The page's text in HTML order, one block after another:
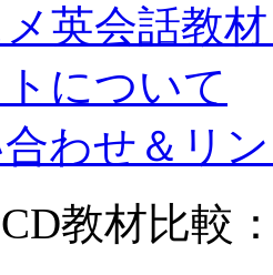
英会話教
について
わせ＆リ
教材比較